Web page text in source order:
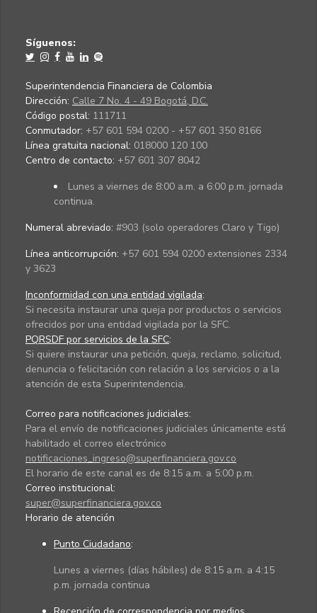
Síguenos:
Superintendencia Financiera de Colombia
Dirección: Calle 7 No. 4 - 49 Bogotá, D.C.
Código postal: 111711
Conmutador: +57 601 594 0200 - +57 601 350 8166
Línea gratuita nacional: 018000 120 100
Centro de contacto: +57 601 307 8042
Lunes a viernes de 8:00 a.m. a 6:00 p.m. jornada
continua.
Numeral abreviado: #903 (solo operadores Claro y Tigo)
Línea anticorrupción: +57 601 594 0200 extensiones 2334
y 3623
Inconformidad con una entidad vigilada:
Si necesita instaurar una queja por productos o servicios
ofrecidos por una entidad vigilada por la SFC.
PQRSDF por servicios de la SFC:
Si quiere instaurar una petición, queja, reclamo, solicitud,
denuncia o felicitación con relación a los servicios o a la
atención de esta Superintendencia.
Correo para notificaciones judiciales:
Para el envío de notificaciones judiciales únicamente está
habilitado el correo electrónico
notificaciones_ingreso@superfinanciera.gov.co
El horario de este canal es de 8:15 a.m. a 5:00 p.m.
Correo institucional:
super@superfinanciera.gov.co
Horario de atención
Punto Ciudadano:
Lunes a viernes (días hábiles) de 8:15 a.m. a 4:15
p.m. jornada continua